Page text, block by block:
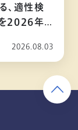
、適性検
を2026年
2026.08.03